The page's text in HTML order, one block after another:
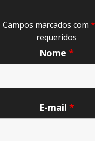
Campos marcados com *
requeridos
Nome *
E-mail *